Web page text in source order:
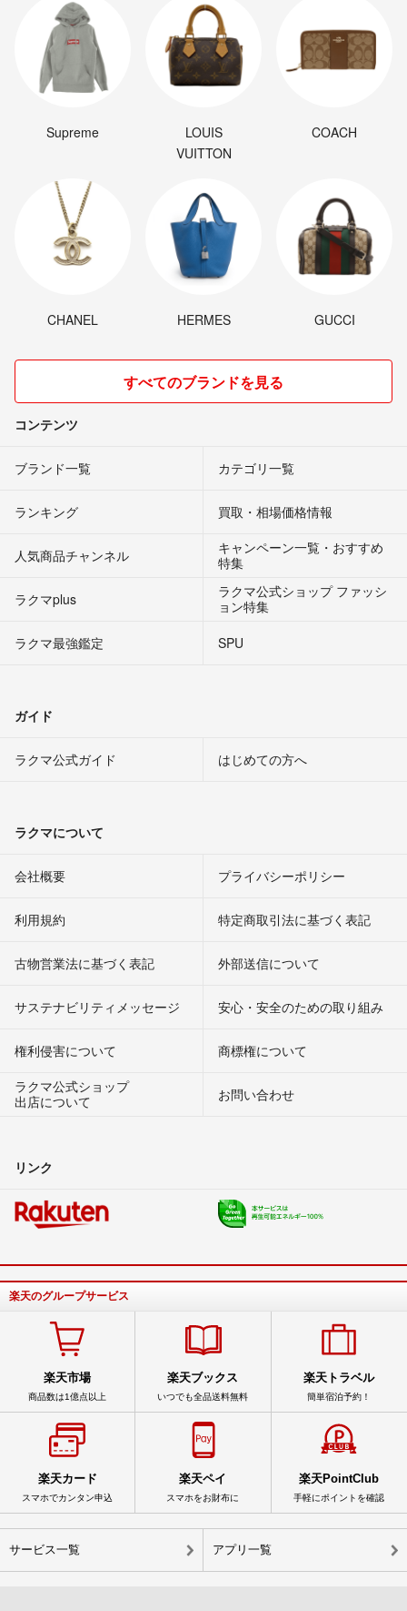
Supreme
LOUIS
VUITTON
COACH
CHANEL HERMES GUCCI
すべてのブランドを見る
コンテンツ
ブランド一覧 カテゴリ一覧
ランキング 買取・相場価格情報
人気商品チャンネル
キャンペーン一覧・おすすめ
特集
ラクマplus
ラクマ公式ショップ ファッシ
ョン特集
ラクマ最強鑑定
SPU
ガイド
ラクマ公式ガイド はじめての方へ
ラクマについて
会社概要 プライバシーポリシー
利用規約 特定商取引法に基づく表記
古物営業法に基づく表記 外部送信について
サステナビリティメッセージ 安心・安全のための取り組み
権利侵害について
商標権について
ラクマ公式ショップ
出店について
お問い合わせ
リンク
楽天のグループサービス
楽天市場
商品数は1億点以上
楽天ブックス
いつでも全品送料無料
楽天トラベル
簡単宿泊予約！
楽天カード
スマホでカンタン申込
楽天ペイ
スマホをお財布に
楽天PointClub
手軽にポイントを確認
サービス一覧 アプリ一覧